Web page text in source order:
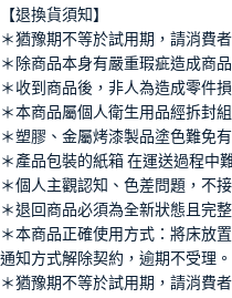
【退換貨須知】
＊猶豫期不等於試用期，請消費
＊除商品本身有嚴重瑕疵造成商
＊收到商品後，非人為造成零件
＊本商品屬個人衛生用品經拆封
＊塑膠、金屬烤漆製品塗色難免
＊產品包裝的紙箱 在運送過程中
＊個人主觀認知、色差問題，不
＊退回商品必須為全新狀態且完
＊本商品正確使用方式：將床放
通知方式解除契約，逾期不受理。
＊猶豫期不等於試用期，請消費